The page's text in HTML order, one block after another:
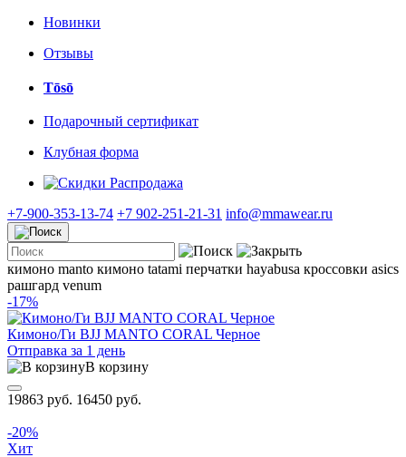
Новинки
Отзывы
Tōsō
Подарочный сертификат
Клубная форма
Распродажа
+7-900-353-13-74 +7 902-251-21-31 info@mmawear.ru
кимоно manto кимоно tatami перчатки hayabusa кроссовки asics
рашгард venum
-17%
Кимоно/Ги BJJ MANTO CORAL Черное
Отправка за 1 день
В корзину
19863 руб. 16450 руб.
-20%
Хит